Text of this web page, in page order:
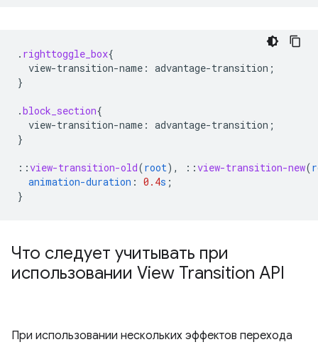
. righttoggle_box{
view-transition-name : advantage-transition ;
}
.block_section{
view-transition-name : advantage-transition ;
}
::view-transition-old(root), ::view-transition-new(
animation-duration : 0.4s ;
}
Что следует учитывать при
использовании View Transition API
При использовании нескольких эффектов перехода